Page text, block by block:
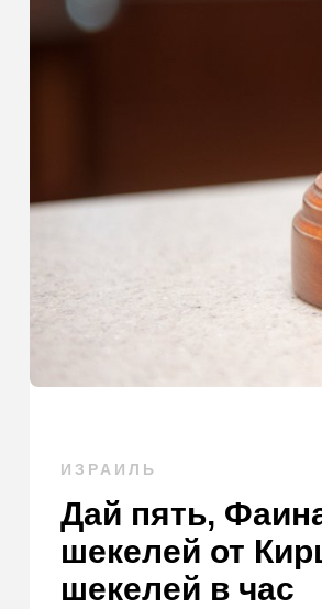
ИЗРАИЛЬ
Дай пять,
шекелей от
шекелей в час